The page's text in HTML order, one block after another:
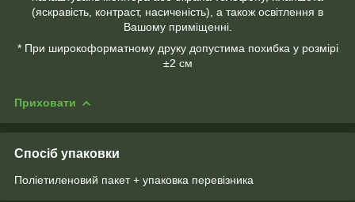
(яскравість, контраст, насиченість), а також освітлення в
Вашому приміщенні.
* При широкоформатному друку допустима похибка у розмірі
±2 см
Приховати
Спосіб упаковки
Поліетиленовий пакет + упаковка перевізника